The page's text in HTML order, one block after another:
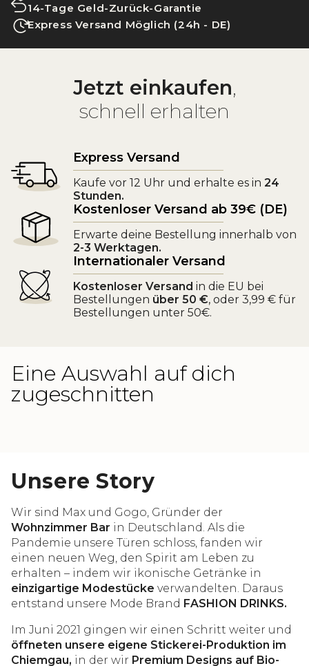
14-Tage Geld-Zurück-Garantie
Express Versand Möglich (24h - DE)
Jetzt einkaufen,
schnell erhalten
Express Versand
Kaufe vor 12 Uhr und erhalte es in 24
Stunden.
Kostenloser Versand ab 39€ (DE)
Erwarte deine Bestellung innerhalb von
2-3 Werktagen.
Internationaler Versand
Kostenloser Versand in die EU bei
Bestellungen über 50 €, oder 3,99 € für
Bestellungen unter 50€.
Eine Auswahl auf dich
zugeschnitten
Unsere Story
Wir sind Max und Gogo, Gründer der
Wohnzimmer Bar in Deutschland. Als die
Pandemie unsere Türen schloss, fanden wir
einen neuen Weg, den Spirit am Leben zu
erhalten – indem wir ikonische Getränke in
einzigartige Modestücke verwandelten. Daraus
entstand unsere Mode Brand FASHION DRINKS.
Im Juni 2021 gingen wir einen Schritt weiter und
öffneten unsere eigene Stickerei-Produktion im
Chiemgau, in der wir Premium Designs auf Bio-